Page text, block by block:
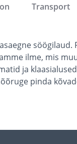
ilme, mis
ja
pinda
Transport